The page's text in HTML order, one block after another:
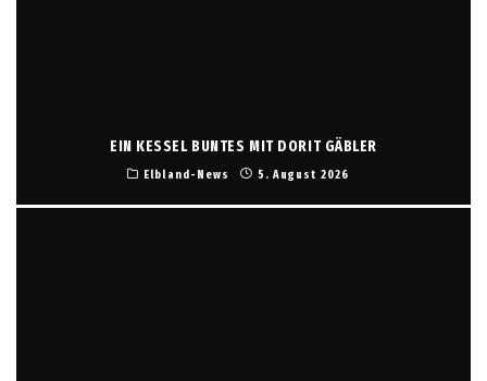
EIN KESSEL BUNTES MIT DORIT GÄBLER
Elbland-News 5. August 2026